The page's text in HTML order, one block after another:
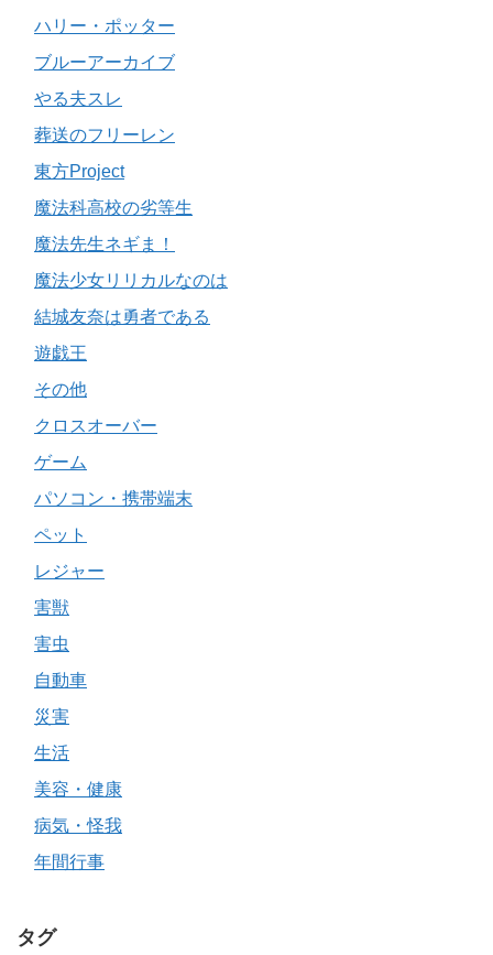
ハリー・ポッター
ブルーアーカイブ
やる夫スレ
葬送のフリーレン
東方Project
魔法科高校の劣等生
魔法先生ネギま！
魔法少女リリカルなのは
結城友奈は勇者である
遊戯王
その他
クロスオーバー
ゲーム
パソコン・携帯端末
ペット
レジャー
害獣
害虫
自動車
災害
生活
美容・健康
病気・怪我
年間行事
タグ